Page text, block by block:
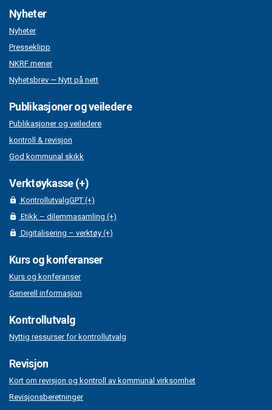
Nyheter
Nyheter
Presseklipp
NKRF mener
Nyhetsbrev — Nytt på nett
Publikasjoner og veiledere
Publikasjoner og veiledere
kontroll & revisjon
God kommunal skikk
Verktøykasse (+)
KontrollutvalgGPT (+)
Etikk – dilemmasamling (+)
Digitalisering – verktøy (+)
Kurs og konferanser
Kurs og konferanser
Generell informasjon
Kontrollutvalg
Nyttig ressurser for kontrollutvalg
Revisjon
Kort om revisjon og kontroll av kommunal virksomhet
Revisjonsberetninger